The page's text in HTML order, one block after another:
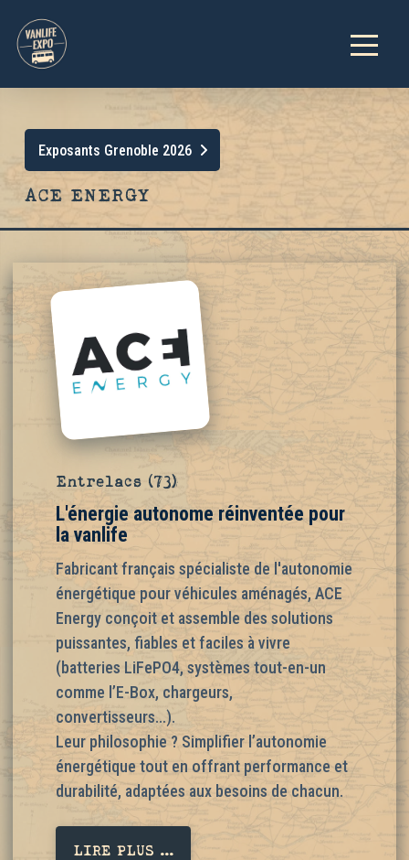
Exposants Grenoble 2026
ACE ENERGY
Entrelacs (73)
L'énergie autonome réinventée pour
la vanlife
Fabricant français spécialiste de l'autonomie
énergétique pour véhicules aménagés, ACE
Energy conçoit et assemble des solutions
puissantes, fiables et faciles à vivre
(batteries LiFePO4, systèmes tout-en-un
comme l’E-Box, chargeurs,
convertisseurs…).
Leur philosophie ? Simplifier l’autonomie
énergétique tout en offrant performance et
durabilité, adaptées aux besoins de chacun.
LIRE PLUS ...